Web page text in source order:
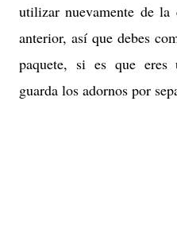
utilizar nuevamente de
anterior, así que debes
paquete, si es que eres
guarda los adornos por